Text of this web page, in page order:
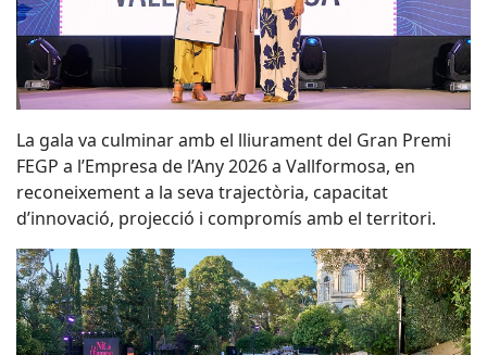
La gala va culminar amb el lliurament del Gran Premi
FEGP a l’Empresa de l’Any 2026 a Vallformosa, en
reconeixement a la seva trajectòria, capacitat
d’innovació, projecció i compromís amb el territori.